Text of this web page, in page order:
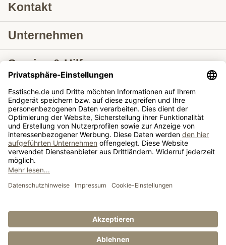
Kontakt
Unternehmen
Service & Hilfe
Lieferung nach
Tische ausziehbar
Tische
© Esstische.de GmbH & Co. KG 2026